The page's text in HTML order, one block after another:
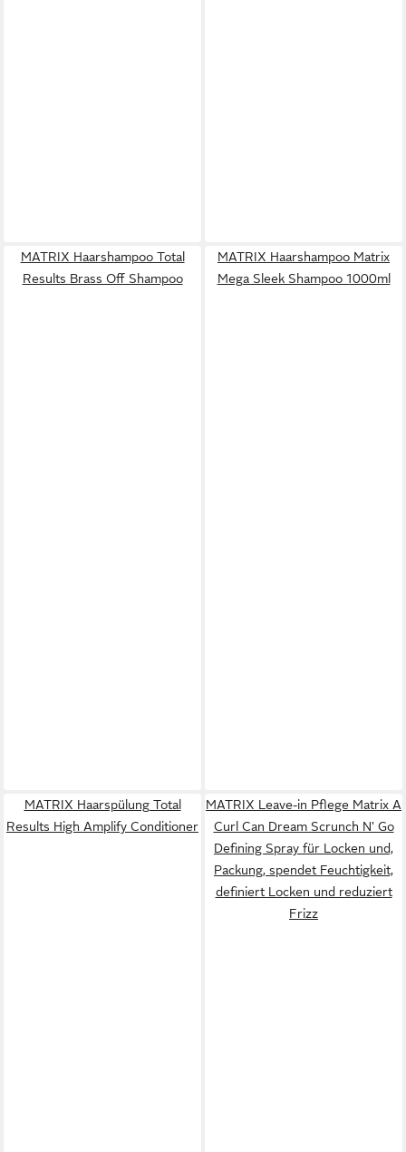
MATRIX Haarshampoo Total
Results Brass Off Shampoo
MATRIX Haarshampoo Matrix
Mega Sleek Shampoo 1000ml
MATRIX Haarspülung Total
Results High Amplify Conditioner
MATRIX Leave-in Pflege Matrix A
Curl Can Dream Scrunch N' Go
Defining Spray für Locken und,
Packung, spendet Feuchtigkeit,
definiert Locken und reduziert
Frizz